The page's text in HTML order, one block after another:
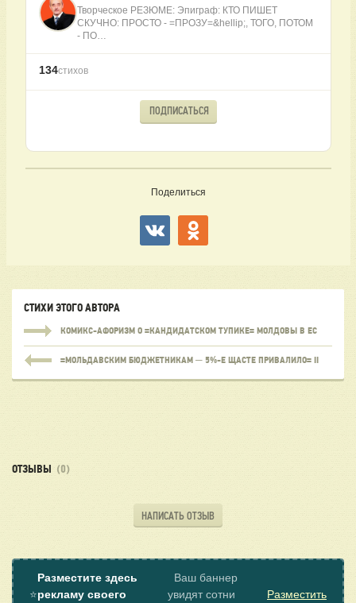
Творческое РЕЗЮМЕ: Эпиграф: КТО ПИШЕТ
СКУЧНО: ПРОСТО - =ПРОЗУ=&hellip;, ТОГО, ПОТОМ
- ПО…
134стихов
ПОДПИСАТЬСЯ
Поделиться
СТИХИ ЭТОГО АВТОРА
КОМИКС-АФОРИЗМ О =КАНДИДАТСКОМ ТУПИКЕ= МОЛДОВЫ В ЕС
=МОЛЬДАВСКИМ БЮДЖЕТНИКАМ ─ 5%-Е ЩАСТЕ ПРИВАЛИЛО= II
ОТЗЫВЫ (0)
НАПИСАТЬ ОТЗЫВ
⭐
Разместите здесь
рекламу своего
Ваш баннер
увидят сотни
Разместить